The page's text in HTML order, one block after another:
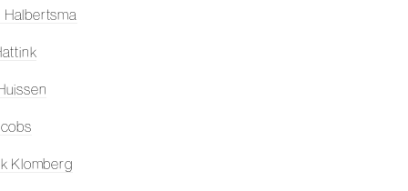
Halbertsma
Klomberg